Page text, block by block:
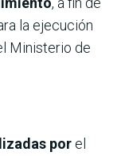
la ejecución
Ministerio de
por el